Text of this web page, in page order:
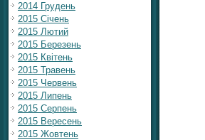
2014 Грудень
2015 Січень
2015 Лютий
2015 Березень
2015 Квітень
2015 Травень
2015 Червень
2015 Липень
2015 Серпень
2015 Вересень
2015 Жовтень